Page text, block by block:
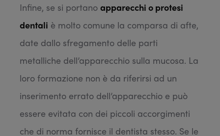
Infine, se si portano apparecchi o protesi
dentali è molto comune la comparsa di afte,
date dallo sfregamento delle parti
metalliche dell’apparecchio sulla mucosa. La
loro formazione non è da riferirsi ad un
inserimento errato dell’apparecchio e può
essere evitata con dei piccoli accorgimenti
che di norma fornisce il dentista stesso. Se le